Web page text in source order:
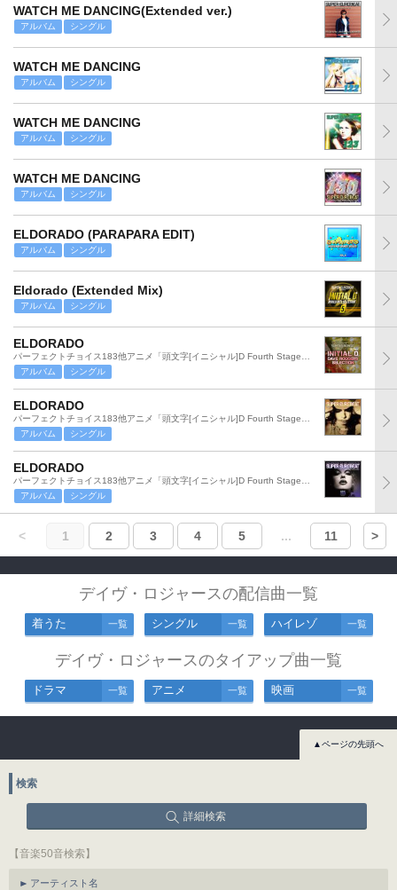
WATCH ME DANCING(Extended ver.)
アルバム シングル
WATCH ME DANCING
アルバム シングル
WATCH ME DANCING
アルバム シングル
WATCH ME DANCING
アルバム シングル
ELDORADO (PARAPARA EDIT)
アルバム シングル
Eldorado (Extended Mix)
アルバム シングル
ELDORADO
アルバム
シングル
ELDORADO
アルバム
シングル
ELDORADO
アルバム
シングル
< 1 2 3 4 5 ... 11 >
デイヴ・ロジャースの配信曲一覧
着うた 一覧 シングル 一覧 ハイレゾ 一覧
デイヴ・ロジャースのタイアップ曲一覧
ドラマ 一覧 アニメ 一覧 映画 一覧
▲ページの先頭へ
検索
詳細検索
【音楽50音検索】
アーティスト名